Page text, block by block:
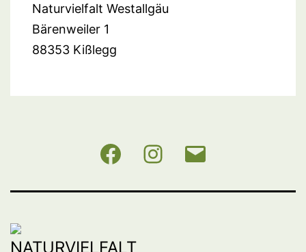
Naturvielfalt Westallgäu
Bärenweiler 1
88353 Kißlegg
NABU Instagram